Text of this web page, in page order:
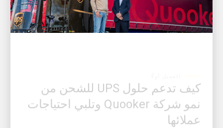
نمو شركة Quooker وتلبي احتياجات
عملائها
استفِد من قصة نجاح تقوم على الابتكار والشراكة